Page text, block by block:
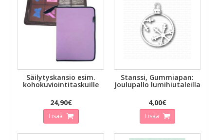
Säilytyskansio esim.
kohokuviointitaskuille
24,90€
Lisää
Stanssi, Gummiapan:
Joulupallo lumihiutaleilla
4,00€
Lisää